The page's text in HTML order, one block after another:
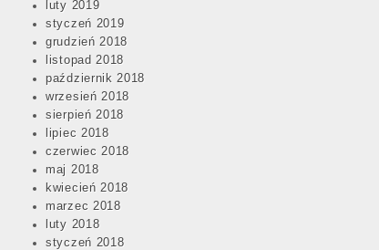
luty 2019
styczeń 2019
grudzień 2018
listopad 2018
październik 2018
wrzesień 2018
sierpień 2018
lipiec 2018
czerwiec 2018
maj 2018
kwiecień 2018
marzec 2018
luty 2018
styczeń 2018